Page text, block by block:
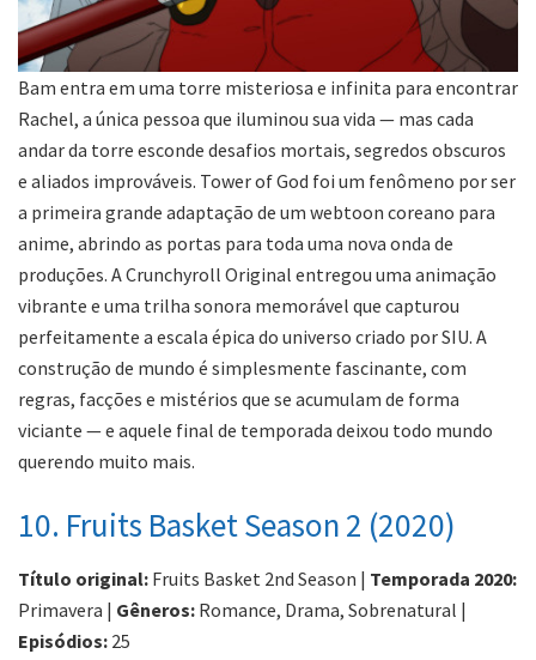
Bam entra em uma torre misteriosa e infinita para encontrar
Rachel, a única pessoa que iluminou sua vida — mas cada
andar da torre esconde desafios mortais, segredos obscuros
e aliados improváveis. Tower of God foi um fenômeno por ser
a primeira grande adaptação de um webtoon coreano para
anime, abrindo as portas para toda uma nova onda de
produções. A Crunchyroll Original entregou uma animação
vibrante e uma trilha sonora memorável que capturou
perfeitamente a escala épica do universo criado por SIU. A
construção de mundo é simplesmente fascinante, com
regras, facções e mistérios que se acumulam de forma
viciante — e aquele final de temporada deixou todo mundo
querendo muito mais.
10. Fruits Basket Season 2 (2020)
Título original: Fruits Basket 2nd Season | Temporada 2020:
Primavera | Gêneros: Romance, Drama, Sobrenatural |
Episódios: 25